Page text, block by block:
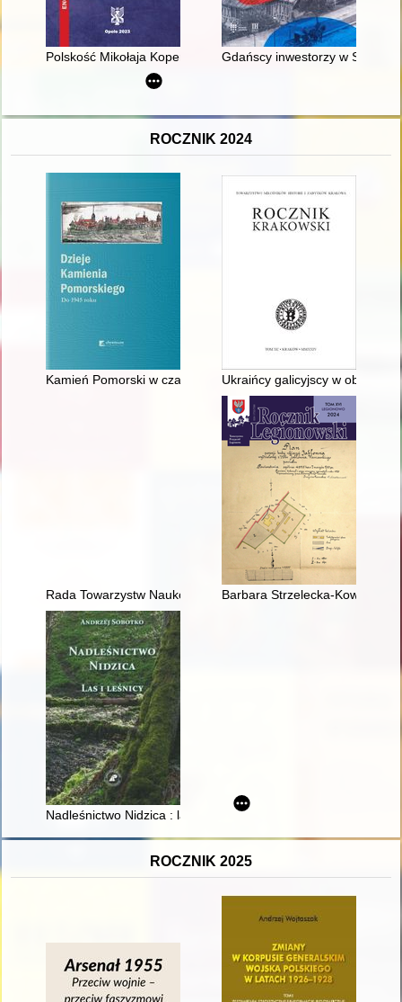
Polskość Mikołaja Kopernika z rodu Ślązaka
Gdańscy inwestorzy w
ROCZNIK 2024
Kamień Pomorski w czasach nowożytnych (ok. 1523-1806)
Ukraińcy galicyjscy w obozie
Rada Towarzystw Naukowych przy Prezydium Polskiej
Barbara Strzelecka-
Nadleśnictwo Nidzica : las i leśnicy
ROCZNIK 2025